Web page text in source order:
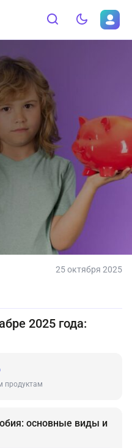
25 октября 2025
2025 года:
продуктам
основные виды и